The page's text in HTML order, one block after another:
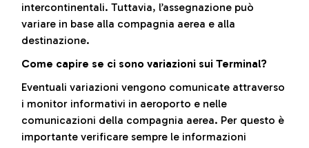
intercontinentali. Tuttavia, l’assegnazione può
variare in base alla compagnia aerea e alla
destinazione.
Come capire se ci sono variazioni sui Terminal?
Eventuali variazioni vengono comunicate attraverso
i monitor informativi in aeroporto e nelle
comunicazioni della compagnia aerea. Per questo è
importante verificare sempre le informazioni